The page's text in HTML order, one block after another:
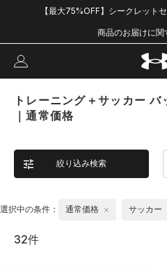
【最大75%OFF】シークレット
商品のお届けに関
トレーニング＋サッカー
｜通常価格
絞り込み検索
選択中の条件： 通常価格 サッカー
32件